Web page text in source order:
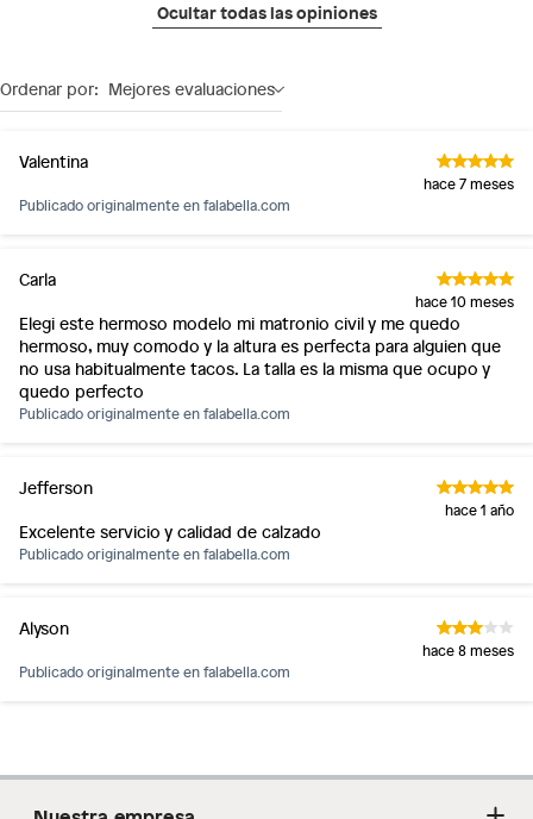
Ocultar todas las opiniones
Ordenar por: Mejores evaluaciones
Valentina
hace 7 meses
Publicado originalmente enfalabella.com
Carla
hace 10 meses
Elegi este hermoso modelo mi matronio civil y me quedo
hermoso, muy comodo y la altura es perfecta para alguien que
no usa habitualmente tacos. La talla es la misma que ocupo y
quedo perfecto
Publicado originalmente enfalabella.com
Jefferson
hace 1 año
Excelente servicio y calidad de calzado
Publicado originalmente enfalabella.com
Alyson
hace 8 meses
Publicado originalmente enfalabella.com